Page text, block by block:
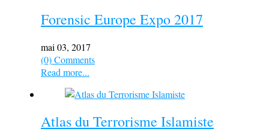
Forensic Europe Expo 2017
mai 03, 2017
(0) Comments
Read more...
Atlas du Terrorisme Islamiste